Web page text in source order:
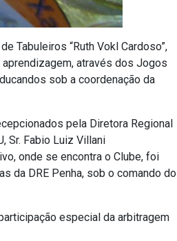
Tabuleiros “Ruth Vokl Cardoso”,
através dos Jogos
sob a coordenação da
pela Diretora Regional
Sr. Fabio Luiz Villani
onde se encontra o Clube, foi
da DRE Penha, sob o comando do
especial da arbitragem